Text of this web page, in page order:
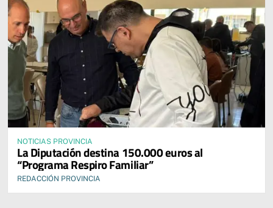
NOTICIAS PROVINCIA
La Diputación destina 150.000 euros al
“Programa Respiro Familiar”
REDACCIÓN PROVINCIA